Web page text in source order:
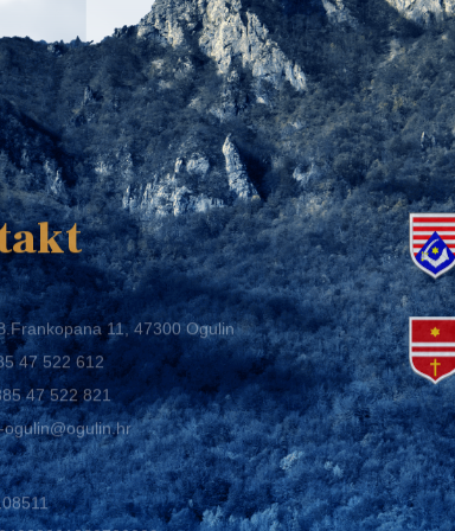
11, 47300 Ogulin
47 522 612
47 522 821